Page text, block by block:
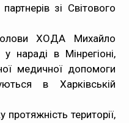
зі Світового
ХОДА Михайло
нараді в Мінрегіоні,
медичної допомоги
в Харківській
території,